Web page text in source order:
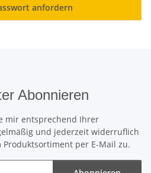
anfordern
Abonnieren
mir entsprechend Ihrer
und jederzeit widerruflich
per E-Mail zu.